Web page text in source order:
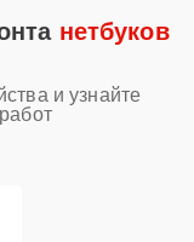
нетбуков
и узнайте